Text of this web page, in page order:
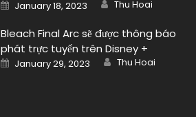
on
January 18, 2023 Thu Hoai
Bleach Final Arc sẽ được thông báo
phát trực tuyến trên Disney +
Posted
on
January 29, 2023 Author
Thu Hoai